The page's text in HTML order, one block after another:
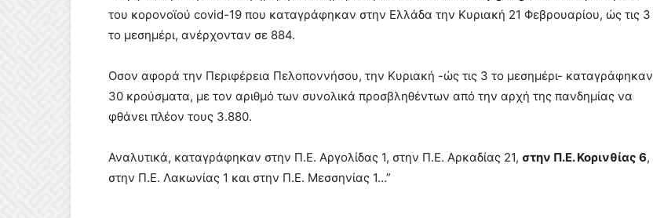
του κορονοϊού covid-19 που καταγράφηκαν στην Ελλάδα την Κυριακή 21 Φεβρουαρίου, ώς τις 3
το μεσημέρι, ανέρχονταν σε 884.
Οσον αφορά την Περιφέρεια Πελοποννήσου, την Κυριακή -ώς τις 3 το μεσημέρι- καταγράφηκαν
30 κρούσματα, με τον αριθμό των συνολικά προσβληθέντων από την αρχή της πανδημίας να
φθάνει πλέον τους 3.880.
Αναλυτικά, καταγράφηκαν στην Π.Ε. Αργολίδας 1, στην Π.Ε. Αρκαδίας 21, στην Π.Ε. Κορινθίας 6,
στην Π.Ε. Λακωνίας 1 και στην Π.Ε. Μεσσηνίας 1…”